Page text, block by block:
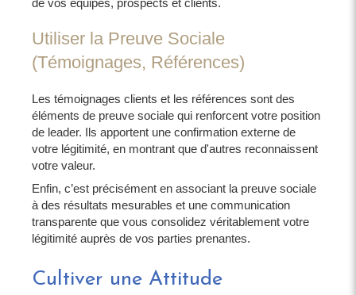
Utiliser la Preuve Sociale
(Témoignages, Références)
Les témoignages clients et les références sont des
éléments de preuve sociale qui renforcent votre position
de leader. Ils apportent une confirmation externe de
votre légitimité, en montrant que d'autres reconnaissent
votre valeur.
Enfin, c’est précisément en associant la preuve sociale
à des résultats mesurables et une communication
transparente que vous consolidez véritablement votre
légitimité auprès de vos parties prenantes.
Cultiver une Attitude